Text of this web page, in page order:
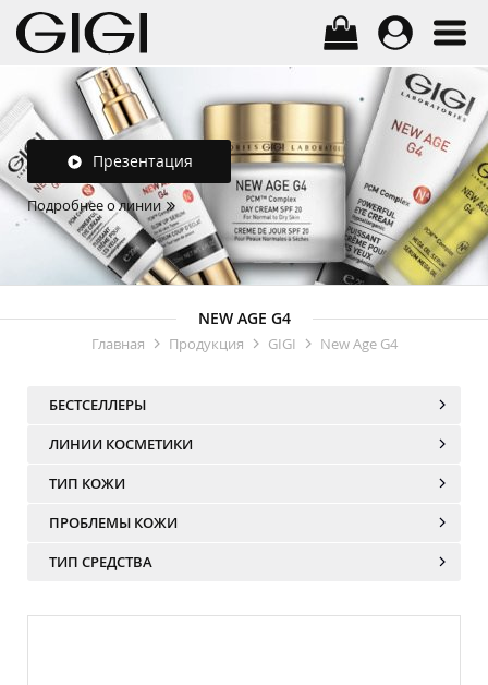
Презентация
Подробнее о линии
NEW AGE G4
Главная Продукция GIGI New Age G4
БЕСТСЕЛЛЕРЫ
ЛИНИИ КОСМЕТИКИ
ТИП КОЖИ
ПРОБЛЕМЫ КОЖИ
ТИП СРЕДСТВА